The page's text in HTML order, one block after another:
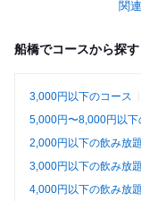
関
船橋でコースから探す
3,000円以下のコース
5,000円〜8,000円以下
2,000円以下の飲み放
3,000円以下の飲み放
4,000円以下の飲み放